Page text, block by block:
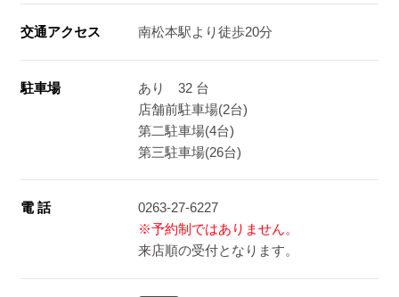
交通アクセス 南松本駅より徒歩20分
駐車場
あり 32 台
店舗前駐車場(2台)
第二駐車場(4台)
第三駐車場(26台)
電 話
0263-27-6227
※予約制ではありません。
来店順の受付となります。